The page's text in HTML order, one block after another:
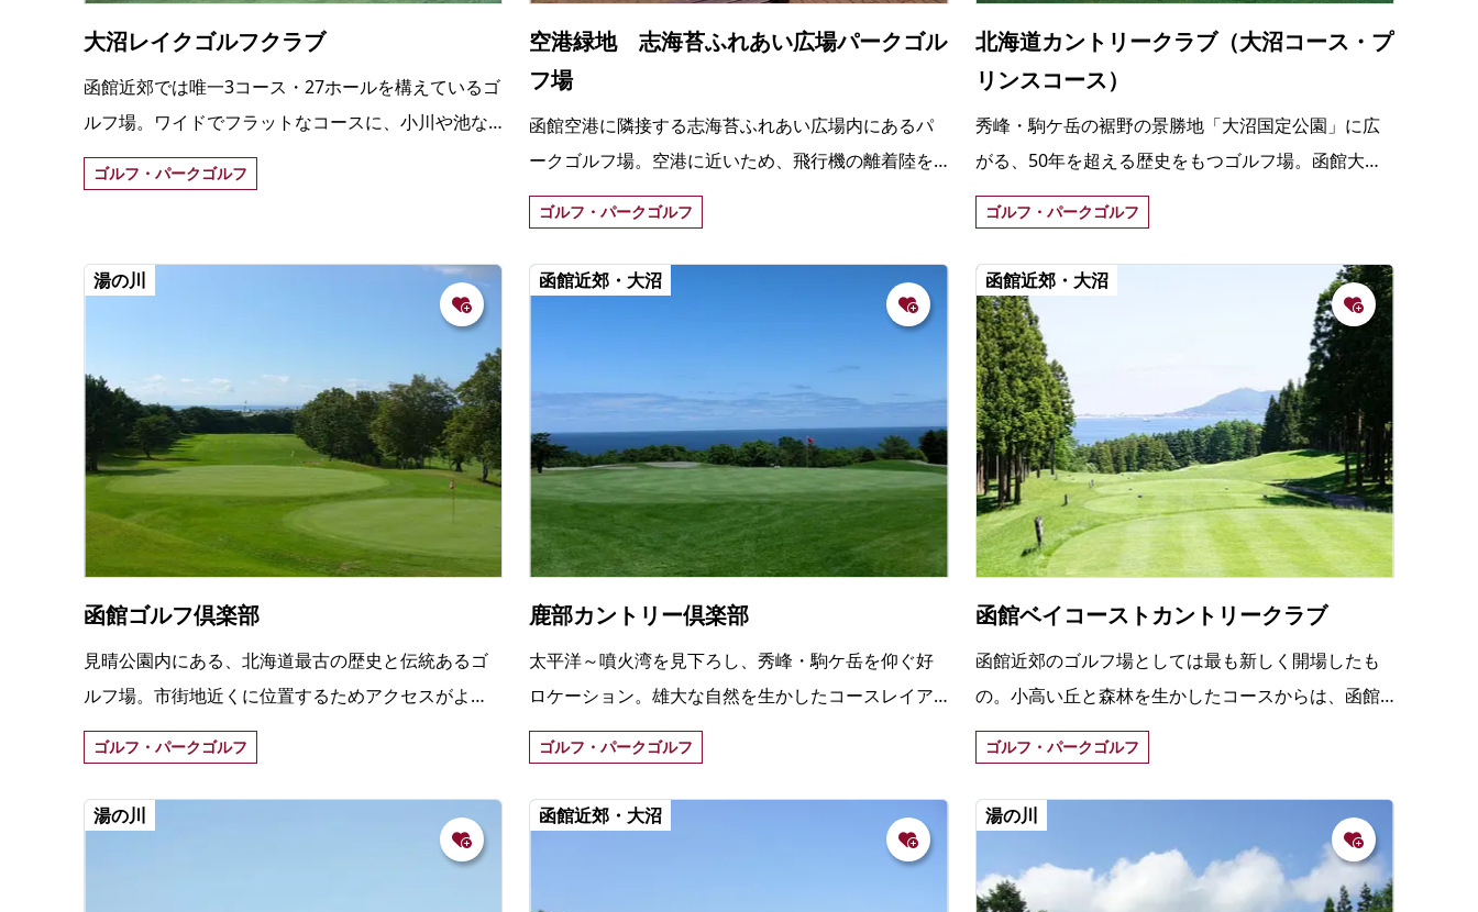
大沼レイクゴルフクラブ
函館近郊では唯一3コース・27ホールを構えているゴ
ルフ場。ワイドでフラットなコースに、小川や池な
どを巧みに生かしたレイアウトが特徴。
ゴルフ・パークゴルフ
空港緑地 志海苔ふれあい広場パークゴル
フ場
函館空港に隣接する志海苔ふれあい広場内にあるパ
ークゴルフ場。空港に近いため、飛行機の離着陸を
眺めながらプレーを楽しめる。
ゴルフ・パークゴルフ
北海道カントリークラブ（大沼コース・プ
リンスコース）
秀峰・駒ケ岳の裾野の景勝地「大沼国定公園」に広
がる、50年を超える歴史をもつゴルフ場。函館大沼
プリンスホテルに滞在しながら、北海道らしいゴル
フが楽しめる。
ゴルフ・パークゴルフ
湯の川
函館ゴルフ倶楽部
見晴公園内にある、北海道最古の歴史と伝統あるゴ
ルフ場。市街地近くに位置するためアクセスがよ
く、女性や高齢者のプレーヤーにも人気がある。
ゴルフ・パークゴルフ
函館近郊・大沼
鹿部カントリー倶楽部
太平洋～噴火湾を見下ろし、秀峰・駒ケ岳を仰ぐ好
ロケーション。雄大な自然を生かしたコースレイア
ウトで、高低差があまりなく細やかなうねりが特徴
的なゴルフ場。
ゴルフ・パークゴルフ
函館近郊・大沼
函館ベイコーストカントリークラブ
函館近郊のゴルフ場としては最も新しく開場したも
の。小高い丘と森林を生かしたコースからは、函館
湾を眼下に見渡すことができる。
ゴルフ・パークゴルフ
湯の川 函館近郊・大沼 湯の川